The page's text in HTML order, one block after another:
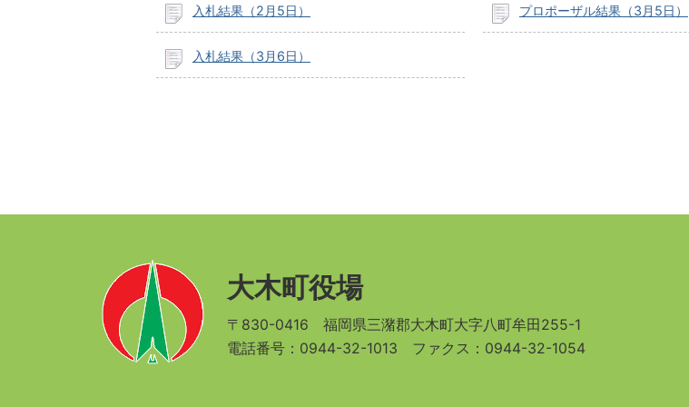
入札結果（2月5日） プロポーザル結果（3月5日）
入札結果（3月6日）
大木町役場
〒830-0416 福岡県三潴郡大木町大字八町牟田255-1
電話番号：0944-32-1013 ファクス：0944-32-1054